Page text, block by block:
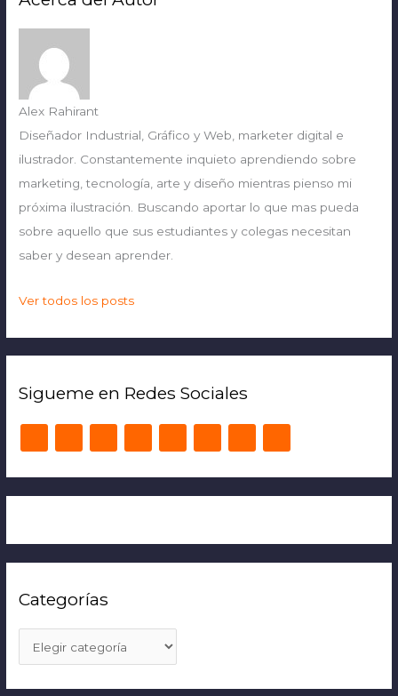
Alex Rahirant
Diseñador Industrial, Gráfico y Web, marketer digital e
ilustrador. Constantemente inquieto aprendiendo sobre
marketing, tecnología, arte y diseño mientras pienso mi
próxima ilustración. Buscando aportar lo que mas pueda
sobre aquello que sus estudiantes y colegas necesitan
saber y desean aprender.
Ver todos los posts
Sigueme en Redes Sociales
Categorías
r
í
a
s